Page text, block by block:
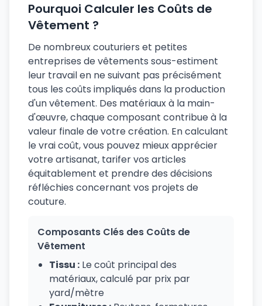
Pourquoi Calculer les Coûts de
Vêtement ?
De nombreux couturiers et petites
entreprises de vêtements sous-estiment
leur travail en ne suivant pas précisément
tous les coûts impliqués dans la production
d'un vêtement. Des matériaux à la main-
d'œuvre, chaque composant contribue à la
valeur finale de votre création. En calculant
le vrai coût, vous pouvez mieux apprécier
votre artisanat, tarifer vos articles
équitablement et prendre des décisions
réfléchies concernant vos projets de
couture.
Composants Clés des Coûts de
Vêtement
Tissu : Le coût principal des
matériaux, calculé par prix par
yard/mètre